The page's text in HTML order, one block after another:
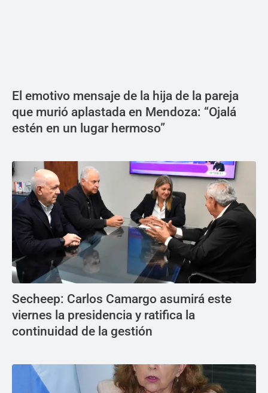
El emotivo mensaje de la hija de la pareja
que murió aplastada en Mendoza: “Ojalá
estén en un lugar hermoso”
Secheep: Carlos Camargo asumirá este
viernes la presidencia y ratifica la
continuidad de la gestión